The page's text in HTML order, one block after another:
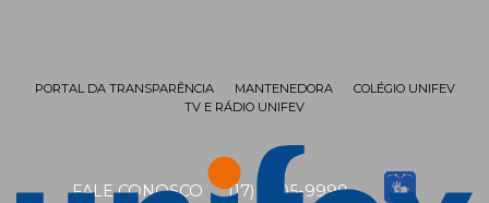
FALE CONOSCO (17) 3405-9999
PORTAL DA TRANSPARÊNCIA MANTENEDORA
COLÉGIO UNIFEV
TV E RÁDIO UNIFEV